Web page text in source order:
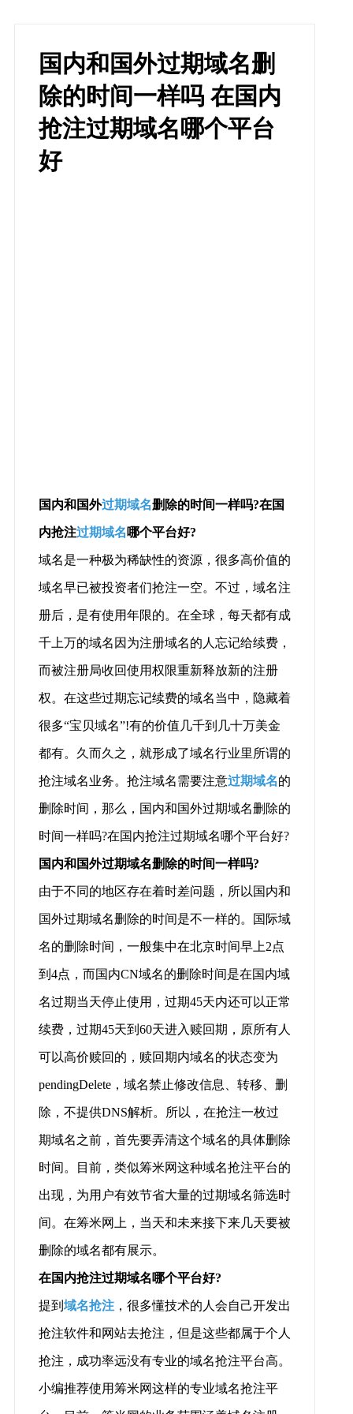
国内和国外过期域名删
除的时间一样吗 在国内
抢注过期域名哪个平台
好
国内和国外过期域名删除的时间一样吗?在国
内抢注过期域名 哪个平台好?
域名是一种极为稀缺性的资源，很多高价值的
域名早已被投资者们抢注一空。不过，域名注
册后，是有使用年限的。在全球，每天都有成
千上万的域名因为注册域名的人忘记给续费，
而被注册局收回使用权限重新释放新的注册
权。在这些过期忘记续费的域名当中，隐藏着
很多“宝贝域名”!有的价值几千到几十万美金
都有。久而久之，就形成了域名行业里所谓的
抢注域名业务。抢注域名需要注意过期域名的
删除时间，那么，国内和国外过期域名删除的
时间一样吗?在国内抢注过期域名哪个平台好?
国内和国外过期域名删除的时间一样吗?
由于不同的地区存在着时差问题，所以国内和
国外过期域名删除的时间是不一样的。国际域
名的删除时间，一般集中在北京时间早上2点
到4点，而国内CN域名的删除时间是在国内域
名过期当天停止使用，过期45天内还可以正常
续费，过期45天到60天进入赎回期，原所有人
可以高价赎回的，赎回期内域名的状态变为
pendingDelete，域名禁止修改信息、转移、删
除，不提供DNS解析。所以，在抢注一枚过
期域名之前，首先要弄清这个域名的具体删除
时间。目前，类似筹米网这种域名抢注平台的
出现，为用户有效节省大量的过期域名筛选时
间。在筹米网上，当天和未来接下来几天要被
删除的域名都有展示。
在国内抢注过期域名哪个平台好?
提到 域名抢注，很多懂技术的人会自己开发出
抢注软件和网站去抢注，但是这些都属于个人
抢注，成功率远没有专业的域名抢注平台高。
小编推荐使用筹米网这样的专业域名抢注平